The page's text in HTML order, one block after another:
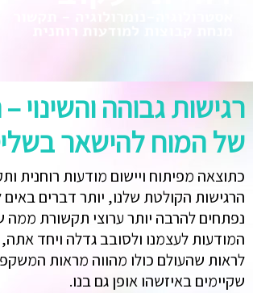
רגישות גבוהה והשינוי
של המוח להישאר
כתוצאה מפיתוח ויישום מודעות רוחנית
הרגישות הקולטת שלנו, יותר דברים באים
נפתחים להרבה יותר ערוצי תקשורת ממה
המודעות לעצמנו ולסובב גדלה ויחד אתה,
לראות שהעולם כולו מהווה מראות
שקיימים באיזשהו אופן גם בנו.